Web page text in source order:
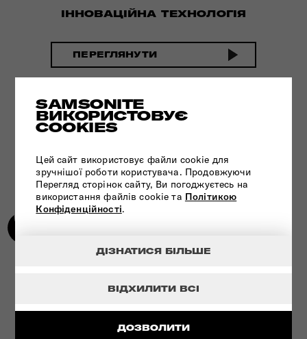
SAMSONITE
ВИКОРИСТОВУЄ
COOKIES
Цей сайт використовує файли cookie для
зручнішої роботи користувача. Продовжуючи
Перегляд сторінок сайту, Ви погоджуєтесь на
використання файлів cookie та Політикою
Конфіденційності.
ДОЗВОЛИТИ
ВІДХИЛИТИ ВСІ
ДІЗНАТИСЯ БІЛЬШЕ
ІННОВАЦІЙНА ТЕХНОЛОГІЯ
ПЕРЕГЛЯНУТИ
TSA